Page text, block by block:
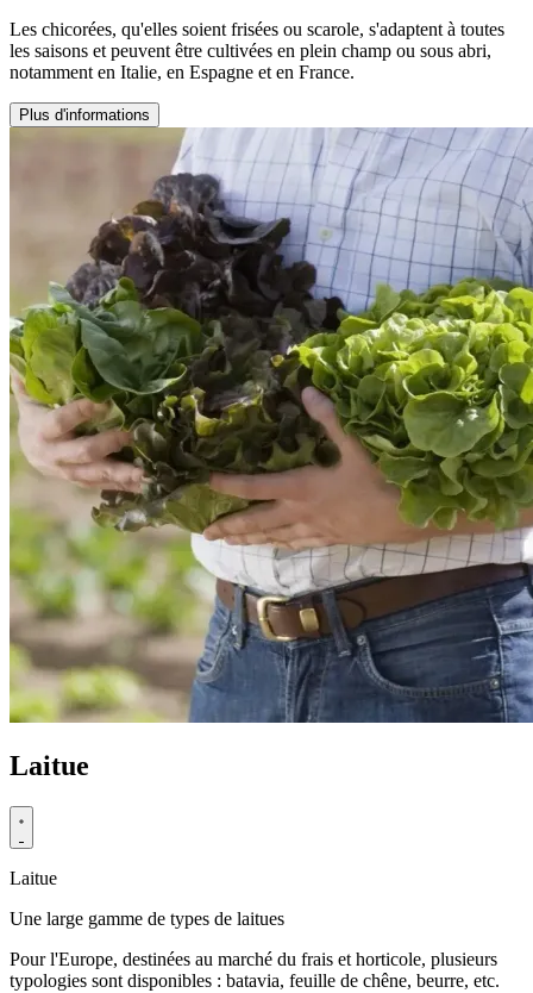
Les chicorées, qu'elles soient frisées ou scarole, s'adaptent à toutes
les saisons et peuvent être cultivées en plein champ ou sous abri,
notamment en Italie, en Espagne et en France.
Plus d'informations
Laitue
Laitue
Une large gamme de types de laitues
Pour l'Europe, destinées au marché du frais et horticole, plusieurs
typologies sont disponibles : batavia, feuille de chêne, beurre, etc.